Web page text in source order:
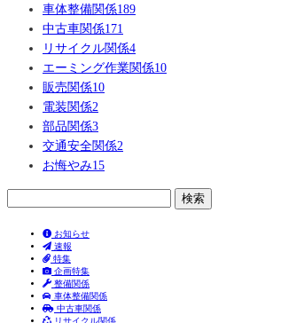
車体整備関係189
中古車関係171
リサイクル関係4
エーミング作業関係10
販売関係10
電装関係2
部品関係3
交通安全関係2
お悔やみ15
お知らせ
速報
特集
企画特集
整備関係
車体整備関係
中古車関係